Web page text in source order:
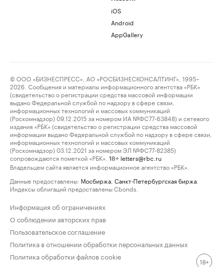
iOS
Android
AppGallery
© ООО «БИЗНЕСПРЕСС», АО «РОСБИЗНЕСКОНСАЛТИНГ», 1995–
2026. Сообщения и материалы информационного агентства «РБК»
(свидетельство о регистрации средства массовой информации
выдано Федеральной службой по надзору в сфере связи,
информационных технологий и массовых коммуникаций
(Роскомнадзор) 09.12.2015 за номером ИА №ФС77-63848) и сетевого
издания «РБК» (свидетельство о регистрации средства массовой
информации выдано Федеральной службой по надзору в сфере связи,
информационных технологий и массовых коммуникаций
(Роскомнадзор) 03.12.2021 за номером ЭЛ №ФС77-82385)
сопровождаются пометкой «РБК».
18+ letters@rbc.ru
Владельцем сайта является информационное агентство «РБК».
Данные предоставлены: Мосбиржа Санкт-Петербургская биржа
Индексы облигаций предоставлены Cbonds.
Информация об ограничениях
О соблюдении авторских прав
Пользовательское соглашение
Политика в отношении обработки персональных данных
Политика обработки файлов cookie
18+